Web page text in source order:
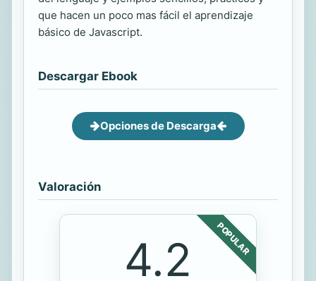
que hacen un poco mas fácil el aprendizaje
básico de Javascript.
Descargar Ebook
Opciones de Descarga
Valoración
POPULAR
4.2